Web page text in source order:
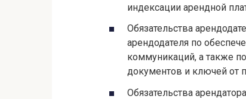
индексации арендной
Обязательства
арендодателя по
коммуникаций, а также
документов и ключей от
Обязательства